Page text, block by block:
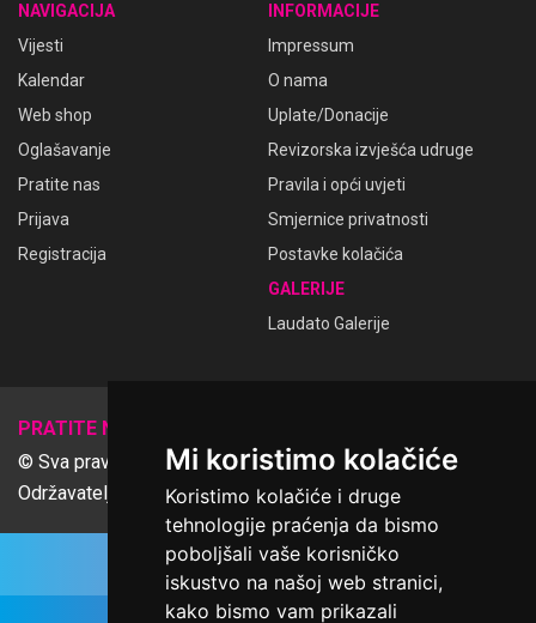
Mi koristimo kolačiće
Koristimo kolačiće i druge
tehnologije praćenja da bismo
poboljšali vaše korisničko
iskustvo na našoj web stranici,
kako bismo vam prikazali
NAVIGACIJA
Vijesti
Kalendar
Web shop
Oglašavanje
Pratite nas
Prijava
Registracija
INFORMACIJE
Impressum
O nama
Uplate/Donacije
Revizorska izvješća udruge
Pravila i opći uvjeti
Smjernice privatnosti
Postavke kolačića
GALERIJE
Laudato Galerije
PRATITE NAS
© Sva prava pridržana Udruga Ime dobrote
Održavatelj Netcom d.o.o., Riva 6, Rijeka